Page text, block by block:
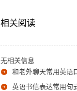
相关阅读
无相关信息
和老外聊天常用英语
英语书信表达常用句